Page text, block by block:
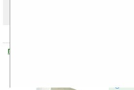
Чтобы писать
Помогите Ладошкам стать лучше